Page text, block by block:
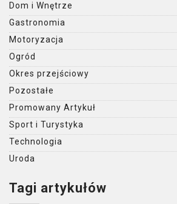
Dom i Wnętrze
Gastronomia
Motoryzacja
Ogród
Okres przejściowy
Pozostałe
Promowany Artykuł
Sport i Turystyka
Technologia
Uroda
Tagi artykułów